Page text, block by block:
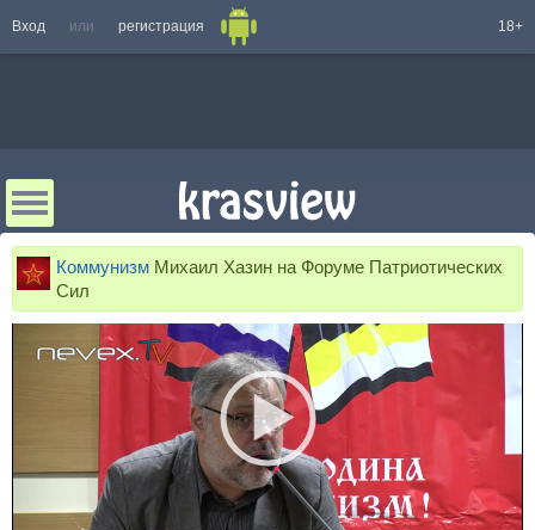
Вход или регистрация 18+
Коммунизм Михаил Хазин на Форуме Патриотических
Сил